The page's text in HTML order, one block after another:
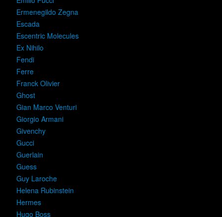
Ermenegildo Zegna
Escada
Escentric Molecules
Ex Nihilo
Fendi
Ferre
Franck Olivier
Ghost
Gian Marco Venturi
Giorgio Armani
Givenchy
Gucci
Guerlain
Guess
Guy Laroche
Helena Rubinstein
Hermes
Hugo Boss